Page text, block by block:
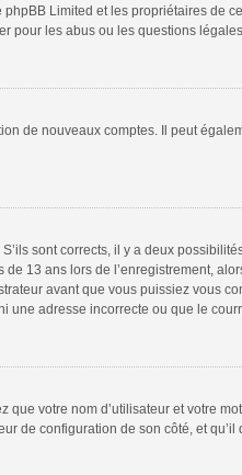
Limited et les propriétaires de
pour les abus ou les questions
de nouveaux comptes. Il peut
sont corrects, il y a deux
13 ans lors de l’enregistrement,
avant que vous puissiez vous
une adresse incorrecte ou que le
votre nom d’utilisateur et votre
de configuration de son côté, et qu’il